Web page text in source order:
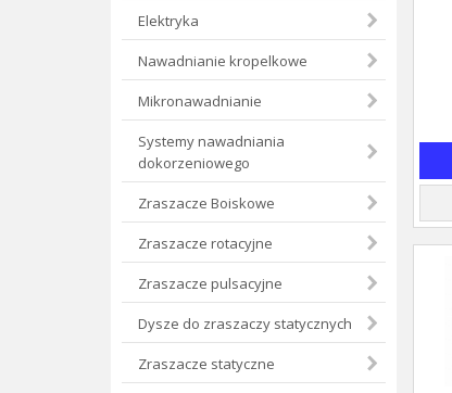
Elektryka
Nawadnianie kropelkowe
Mikronawadnianie
Systemy nawadniania
dokorzeniowego
Zraszacze Boiskowe
Zraszacze rotacyjne
Zraszacze pulsacyjne
Dysze do zraszaczy statycznych
Zraszacze statyczne